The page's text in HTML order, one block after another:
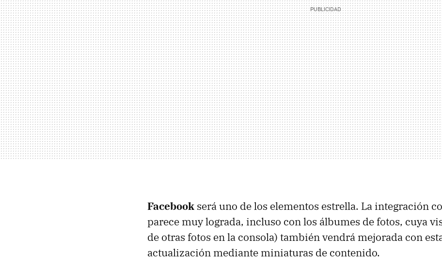
Facebook será uno de los elementos estrella. La integración
parece muy lograda, incluso con los álbumes de fotos, cuya
de otras fotos en la consola) también vendrá mejorada con
actualización mediante miniaturas de contenido.